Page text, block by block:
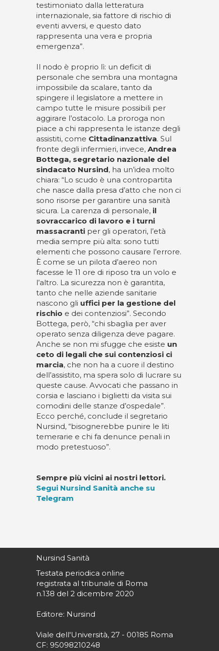
testimoniato dalla letteratura
internazionale, sia fattore di rischio di
eventi avversi, e questo dato
rappresenta una vera e propria
emergenza”.
Il nodo è proprio lì: un deficit di
personale che sembra una montagna
impossibile da scalare, tanto da
spingere il legislatore a mettere in
campo tutte le misure possibili per
aggirare l’ostacolo. La proroga non
piace a chi rappresenta le istanze degli
assistiti, come Cittadinanzattiva. Sul
fronte degli infermieri, invece, Andrea
Bottega, segretario nazionale del
sindacato Nursind, ha un’idea molto
chiara: “Lo scudo è una contropartita
che nasce dalla presa d’atto che non ci
sono risorse per garantire una sanità
sicura. La carenza di personale, il
sovraccarico di lavoro e i turni
massacranti per gli operatori, l’età
media sempre più alta: sono tutti
elementi che possono causare l’errore.
È come se un pilota d’aereo non
facesse le 11 ore di riposo tra un volo e
l’altro. La sicurezza non è garantita,
tanto che nelle aziende sanitarie
nascono gli uffici per la gestione del
rischio e dei contenziosi”. Secondo
Bottega, però, “chi sbaglia per aver
operato senza diligenza deve pagare.
Anche se non mi sfugge che esiste un
ceto di legali che sui contenziosi ci
marcia, che non ha a cuore il destino
dell’assistito, ma spera solo di lucrare su
queste cause. Avvocati che passano in
corsia e lasciano i biglietti da visita sui
comodini delle stanze d’ospedale”.
Ecco perché, conclude il segretario
Nursind, “bisognerebbe punire le liti
temerarie e chi fa denunce penali in
modo pretestuoso”.
Sempre più vicini ai nostri lettori.
Segui Nursind Sanità anche su
Telegram
Nursind Sanità
Testata periodica online
registrata al tribunale di Roma
n.138 del 2 dicembre 2020
Editore: Nursind
Viale dell'Università, 27 - 00185 Roma
CF: 95098210248